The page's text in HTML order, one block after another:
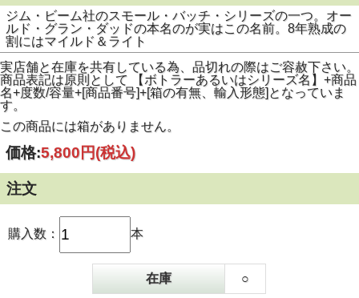
ジム・ビーム社のスモール・バッチ・シリーズの一つ。オー
ルド・グラン・ダッドの本名のが実はこの名前。8年熟成の
割にはマイルド＆ライト
実店舗と在庫を共有している為、品切れの際はご容赦下さい。
商品表記は原則として 【ボトラーあるいはシリーズ名】+商品
名+度数/容量+[商品番号]+[箱の有無、輸入形態]となっていま
す。
この商品には箱がありません。
価格:5,800円(税込)
注文
購入数： 本
在庫 ○